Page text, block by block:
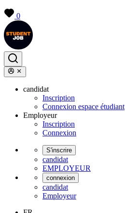
0
candidat
Inscription
Connexion espace étudiant
Employeur
Inscription
Connexion
S'inscrire
candidat
EMPLOYEUR
connexion
candidat
Employeur